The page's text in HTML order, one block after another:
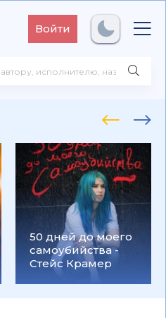
Войти
50 дней до моего
самоубийства -
Стейс Крамер